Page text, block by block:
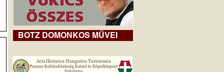
BOTZ DOMONKOS MŰVEI